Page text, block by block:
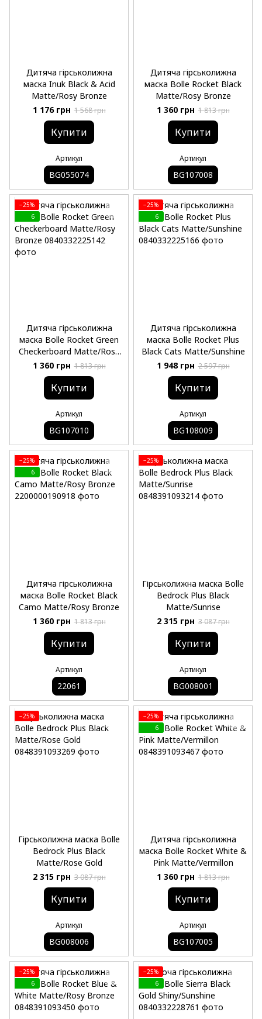
Дитяча гірськолижна
маска Inuk Black & Acid
Matte/Rosy Bronze
1 176 грн 1 568 грн
Купити
Артикул
BG055074
Дитяча гірськолижна
маска Bolle Rocket Black
Matte/Rosy Bronze
1 360 грн 1 813 грн
Купити
Артикул
BG107008
−25%
6
Дитяча гірськолижна
маска Bolle Rocket Green
Checkerboard Matte/Rosy
Bronze
1 360 грн 1 813 грн
Купити
Артикул
BG107010
−25%
6
Дитяча гірськолижна
маска Bolle Rocket Plus
Black Cats Matte/Sunshine
1 948 грн 2 597 грн
Купити
Артикул
BG108009
−25%
6
Дитяча гірськолижна
маска Bolle Rocket Black
Camo Matte/Rosy Bronze
1 360 грн 1 813 грн
Купити
Артикул
22061
−25%
Гірськолижна маска Bolle
Bedrock Plus Black
Matte/Sunrise
2 315 грн 3 087 грн
Купити
Артикул
BG008001
−25%
Гірськолижна маска Bolle
Bedrock Plus Black
Matte/Rose Gold
2 315 грн 3 087 грн
Купити
Артикул
BG008006
−25%
6
Дитяча гірськолижна
маска Bolle Rocket White &
Pink Matte/Vermillon
1 360 грн 1 813 грн
Купити
Артикул
BG107005
−25%
6
−25%
6